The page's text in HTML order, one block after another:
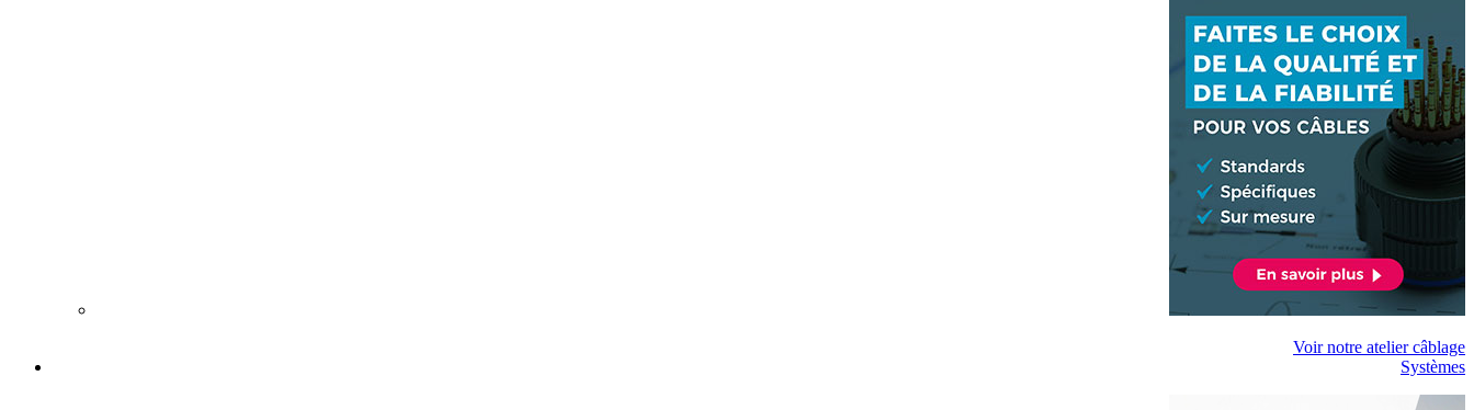
Voir notre atelier câblage
Systèmes